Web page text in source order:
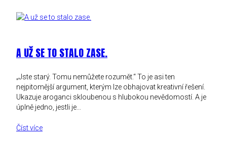
A UŽ SE TO STALO ZASE.
„Jste starý. Tomu nemůžete rozumět.“ To je asi ten
nejpitomější argument, kterým lze obhajovat kreativní řešení.
Ukazuje aroganci skloubenou s hlubokou nevědomostí. A je
úplně jedno, jestli je…
Číst více